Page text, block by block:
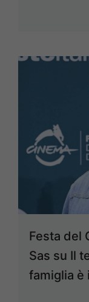
Festa del
Sas su Il
famiglia è